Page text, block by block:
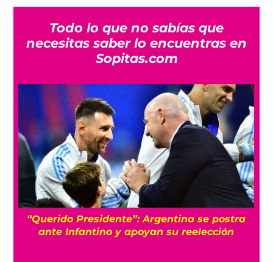
Todo lo que no sabías que
necesitas saber lo encuentras en
Sopitas.com
se postra
reelección
Qué sorpresa: Federación
a Infantino y no reconocerá